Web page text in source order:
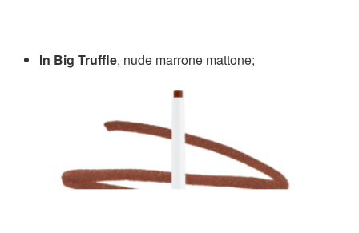
In Big Truffle, nude marrone mattone;